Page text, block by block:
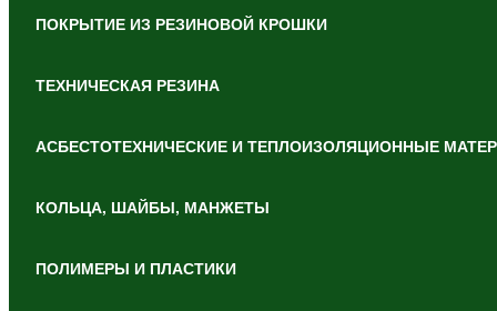
ПОКРЫТИЕ ИЗ РЕЗИНОВОЙ КРОШКИ
ТЕХНИЧЕСКАЯ РЕЗИНА
АСБЕСТОТЕХНИЧЕСКИЕ И ТЕПЛОИЗОЛЯЦИОННЫЕ
КОЛЬЦА, ШАЙБЫ, МАНЖЕТЫ
ПОЛИМЕРЫ И ПЛАСТИКИ